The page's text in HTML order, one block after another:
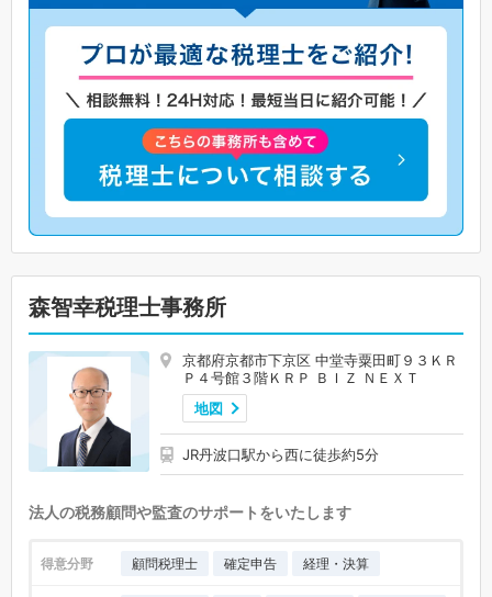
森智幸税理士事務所
京都府京都市下京区 中堂寺粟田町９３ＫＲ
Ｐ４号館３階ＫＲＰ ＢＩＺ ＮＥＸＴ
地図
JR丹波口駅から西に徒歩約5分
法人の税務顧問や監査のサポートをいたします
得意分野 顧問税理士 確定申告 経理・決算